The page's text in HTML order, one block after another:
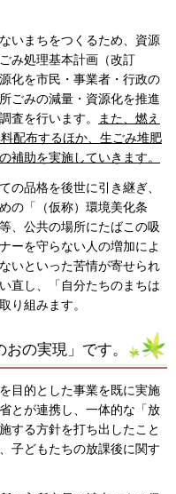
いまちをつくるため、資源
み処理基本計画（改訂
化を市民・事業者・行政の
ごみの減量・資源化を推進
査を行います。
また、燃え
配布するほか、生ごみ堆肥
補助を実施していきます。
の品格を後世に引き継ぎ、
の「（仮称）環境美化条
、公共の場所にたばこの吸
ーを守らない人の増加によ
いといった苦情が寄せられ
直し、「自分たちのまちは
り組みます。
の実現」です。
目的とした事業を既に実施
とが連携し、一体的な「放
する方針を打ち出したこと
子どもたちの放課後に関す